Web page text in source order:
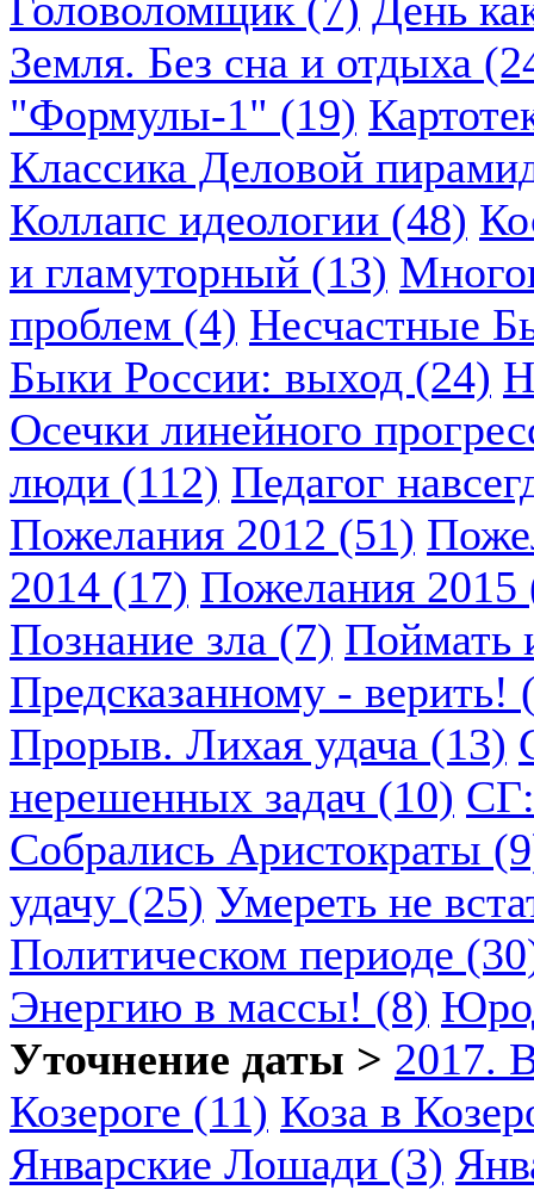
Земля. Без сна и отдыха
"Формулы-1" (19)
Классика Деловой
Коллапс идеологии (48)
и гламуторный (13)
проблем (4) Несчастные
Быки России: выход (24)
Осечки линейного
люди (112) Педагог
Пожелания 2012 (51)
2014 (17) Пожелания 2015
Познание зла (7) Поймать
Предсказанному - верить!
Прорыв. Лихая удача (13)
нерешенных задач (10)
Собрались Аристократы
удачу (25) Умереть не
Политическом периоде
Энергию в массы! (8)
Уточнение даты > 2017.
Козероге (11) Коза в
Январские Лошади (3)